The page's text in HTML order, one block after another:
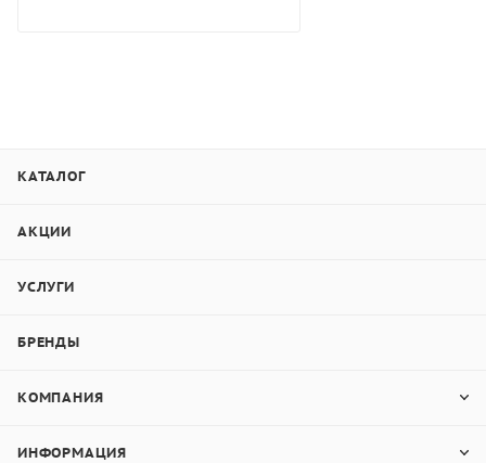
КАТАЛОГ
АКЦИИ
УСЛУГИ
БРЕНДЫ
КОМПАНИЯ
ИНФОРМАЦИЯ